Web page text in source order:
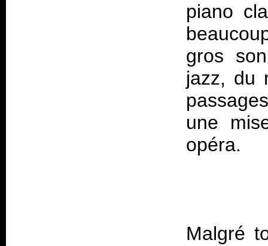
piano
gros
jazz, du
une
Malgré